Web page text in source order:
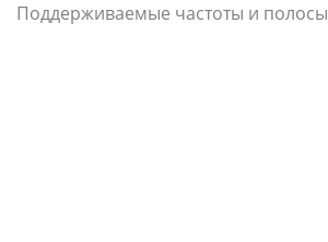
Поддерживаемые частоты и полосы